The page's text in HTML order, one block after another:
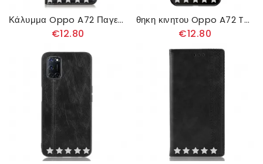
Κάλυμμα Oppo A72 Παγετώδης Φινέτσα
€12.80
θηκη κινητου Oppo A72 Tempered Glass Γεια Σας
€12.80